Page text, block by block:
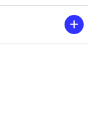
og